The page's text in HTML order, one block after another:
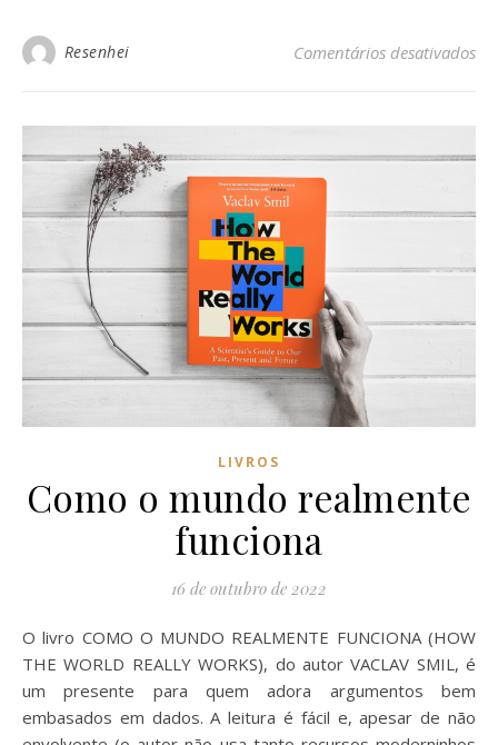
Resenhei Comentários desativados
LIVROS
Como o mundo realmente
funciona
16 de outubro de 2022
O livro COMO O MUNDO REALMENTE FUNCIONA (HOW
THE WORLD REALLY WORKS), do autor VACLAV SMIL, é
um presente para quem adora argumentos bem
embasados em dados. A leitura é fácil e, apesar de não